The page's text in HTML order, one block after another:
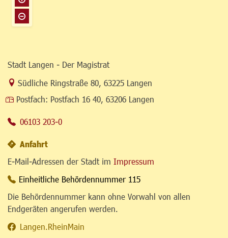
Stadt Langen - Der Magistrat
Link zur Google-Maps Navigation
Südliche Ringstraße 80, 63225 Langen
Postfach: Postfach 16 40, 63206 Langen
06103 203-0
Anfahrt
E-Mail-Adressen der Stadt im Impressum
Einheitliche Behördennummer 115
Die Behördennummer kann ohne Vorwahl von allen
Endgeräten angerufen werden.
Langen.RheinMain